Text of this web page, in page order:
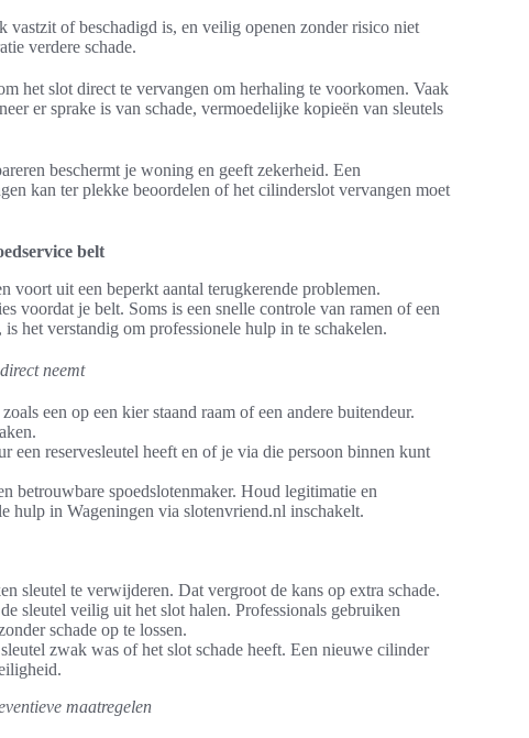
vastzit of beschadigd is, en veilig openen zonder risico niet
verdere schade.
het slot direct te vervangen om herhaling te voorkomen. Vaak
er sprake is van schade, vermoedelijke kopieën van sleutels
beschermt je woning en geeft zekerheid. Een
kan ter plekke beoordelen of het cilinderslot vervangen moet
belt
voort uit een beperkt aantal terugkerende problemen.
voordat je belt. Soms is een snelle controle van ramen of een
het verstandig om professionele hulp in te schakelen.
neemt
een op een kier staand raam of een andere buitendeur.
een reservesleutel heeft en of je via die persoon binnen kunt
betrouwbare spoedslotenmaker. Houd legitimatie en
hulp in Wageningen via slotenvriend.nl inschakelt.
sleutel te verwijderen. Dat vergroot de kans op extra schade.
sleutel veilig uit het slot halen. Professionals gebruiken
schade op te lossen.
zwak was of het slot schade heeft. Een nieuwe cilinder
maatregelen